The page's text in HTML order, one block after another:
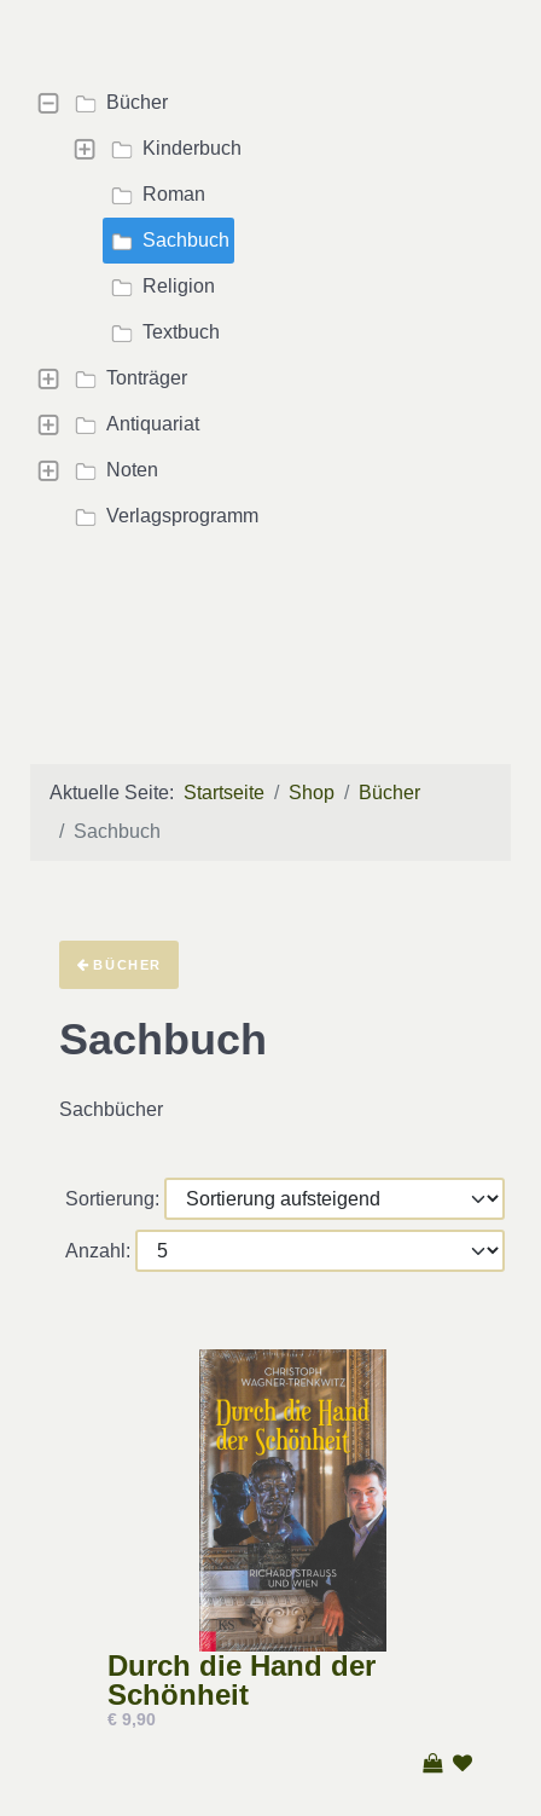
Bücher
Kinderbuch
Roman
Sachbuch
Religion
Textbuch
Tonträger
Antiquariat
Noten
Verlagsprogramm
Aktuelle Seite: Startseite Shop
Bücher
Sachbuch
BÜCHER
Sachbuch
Sachbücher
Sortierung:
Anzahl:
Durch die Hand der
Schönheit
€ 9,90